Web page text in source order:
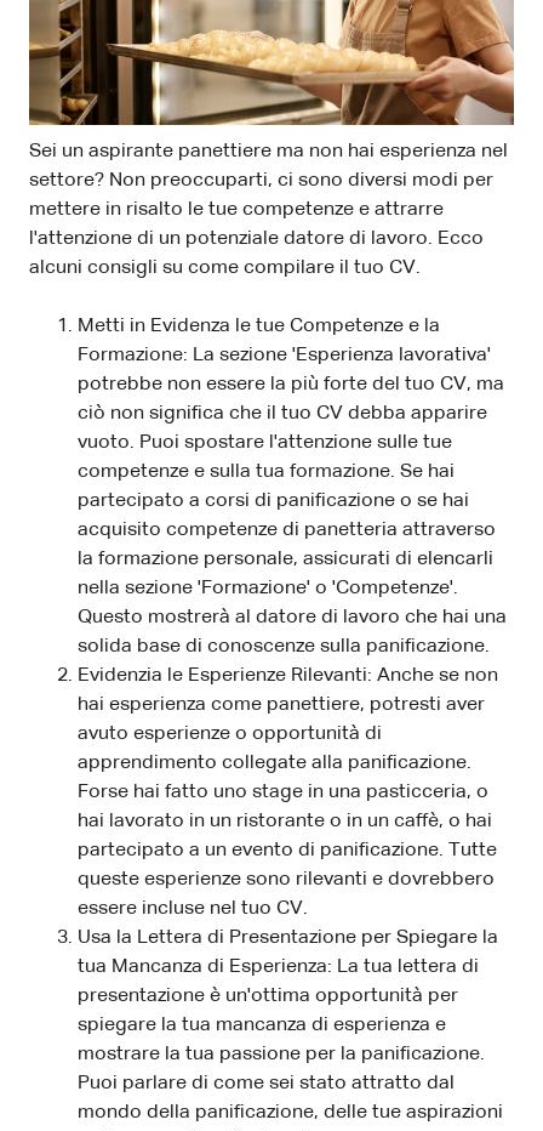
Sei un aspirante panettiere ma non hai esperienza nel
settore? Non preoccuparti, ci sono diversi modi per
mettere in risalto le tue competenze e attrarre
l'attenzione di un potenziale datore di lavoro. Ecco
alcuni consigli su come compilare il tuo CV.
Metti in Evidenza le tue Competenze e la
Formazione: La sezione 'Esperienza lavorativa'
potrebbe non essere la più forte del tuo CV, ma
ciò non significa che il tuo CV debba apparire
vuoto. Puoi spostare l'attenzione sulle tue
competenze e sulla tua formazione. Se hai
partecipato a corsi di panificazione o se hai
acquisito competenze di panetteria attraverso
la formazione personale, assicurati di elencarli
nella sezione 'Formazione' o 'Competenze'.
Questo mostrerà al datore di lavoro che hai una
solida base di conoscenze sulla panificazione.
Evidenzia le Esperienze Rilevanti: Anche se non
hai esperienza come panettiere, potresti aver
avuto esperienze o opportunità di
apprendimento collegate alla panificazione.
Forse hai fatto uno stage in una pasticceria, o
hai lavorato in un ristorante o in un caffè, o hai
partecipato a un evento di panificazione. Tutte
queste esperienze sono rilevanti e dovrebbero
essere incluse nel tuo CV.
Usa la Lettera di Presentazione per Spiegare la
tua Mancanza di Esperienza: La tua lettera di
presentazione è un'ottima opportunità per
spiegare la tua mancanza di esperienza e
mostrare la tua passione per la panificazione.
Puoi parlare di come sei stato attratto dal
mondo della panificazione, delle tue aspirazioni